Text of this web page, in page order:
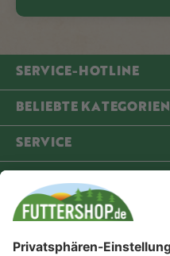
SERVICE-HOTLINE
BELIEBTE KATEGORIEN
SERVICE
COMMUNITY